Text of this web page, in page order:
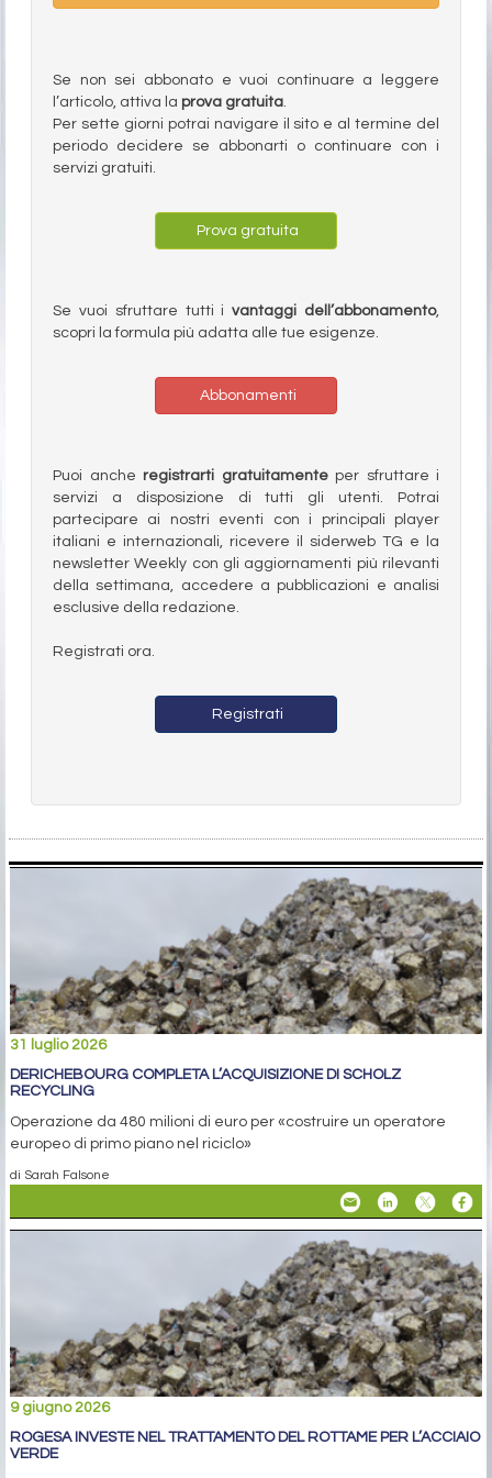
Se non sei abbonato e vuoi continuare a leggere
l’articolo, attiva la prova gratuita.
Per sette giorni potrai navigare il sito e al termine del
periodo decidere se abbonarti o continuare con i
servizi gratuiti.
Prova gratuita
Se vuoi sfruttare tutti ivantaggi dell’abbonamento,
scopri la formula più adatta alle tue esigenze.
Abbonamenti
Puoi anche registrarti gratuitamenteper sfruttare i
servizi a disposizione di tutti gli utenti. Potrai
partecipare ai nostri eventi con i principali player
italiani e internazionali, ricevere il siderweb TG e la
newsletter Weekly con gli aggiornamenti più rilevanti
della settimana, accedere a pubblicazioni e analisi
esclusive della redazione.
Registrati ora.
Registrati
31 luglio 2026
DERICHEBOURG COMPLETA L’ACQUISIZIONE DI SCHOLZ
RECYCLING
Operazione da 480 milioni di euro per «costruire un operatore
europeo di primo piano nel riciclo»
di Sarah Falsone
9 giugno 2026
ROGESA INVESTE NEL TRATTAMENTO DEL ROTTAME PER L’ACCIAIO
VERDE